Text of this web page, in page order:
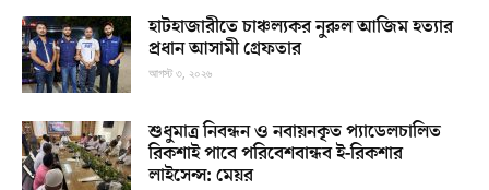
হাটহাজারীতে চাঞ্চল্যকর নুরুল আজিম হত্যার
প্রধান আসামী গ্রেফতার
আগস্ট ৩, ২০২৬
শুধুমাত্র নিবন্ধন ও নবায়নকৃত প্যাডেলচালিত
রিকশাই পাবে পরিবেশবান্ধব ই-রিকশার
লাইসেন্স: মেয়র